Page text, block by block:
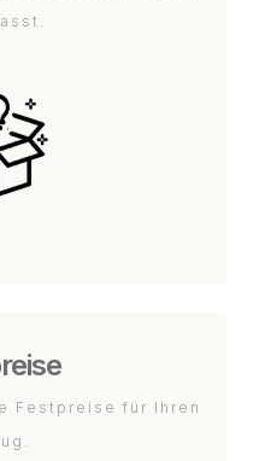
Festpreise für Ihren